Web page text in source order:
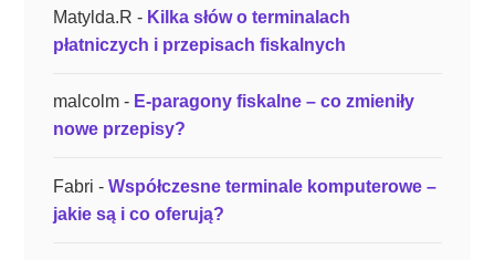
n
k
?
”
Matylda.R - Kilka słów o terminalach
płatniczych i przepisach fiskalnych
malcolm- E-paragony fiskalne – co zmieniły
nowe przepisy?
Fabri - Współczesne terminale komputerowe –
jakie są i co oferują?